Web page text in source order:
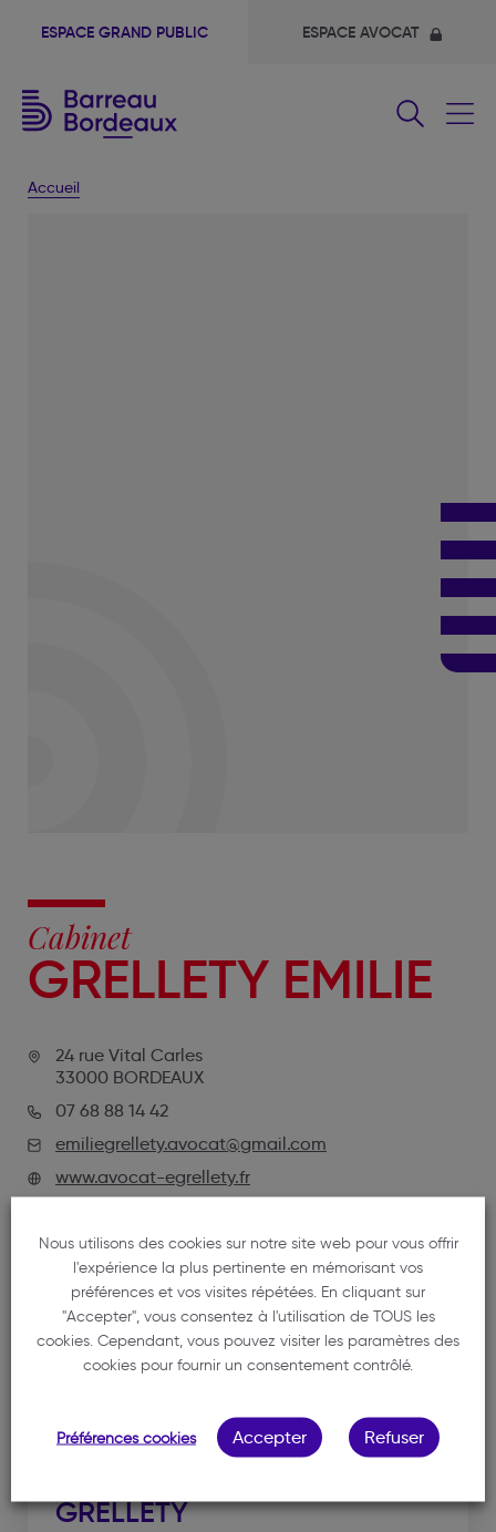
ESPACE GRAND PUBLIC ESPACE AVOCAT
Accueil
Cabinet
GRELLETY EMILIE
24 rue Vital Carles
33000 BORDEAUX
07 68 88 14 42
emiliegrellety.avocat@gmail.com
www.avocat-egrellety.fr
GRELLETY
Nous utilisons des cookies sur notre site web pour vous offrir
l'expérience la plus pertinente en mémorisant vos
préférences et vos visites répétées. En cliquant sur
"Accepter", vous consentez à l'utilisation de TOUS les
cookies. Cependant, vous pouvez visiter les paramètres des
cookies pour fournir un consentement contrôlé.
Préférences cookies Accepter Refuser